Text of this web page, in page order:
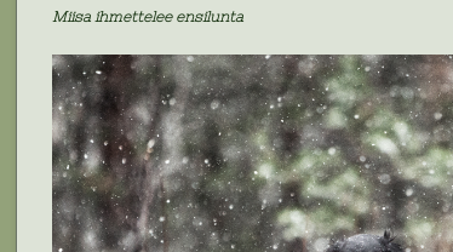
Miisa ihmettelee ensilunta